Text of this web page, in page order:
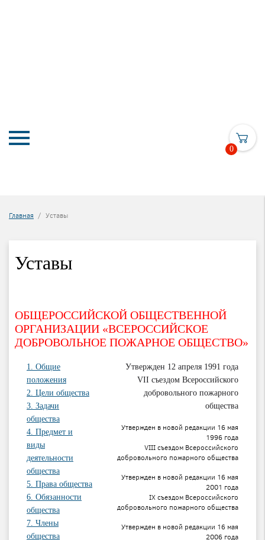
0
Главная Уставы
Уставы
ОБЩЕРОССИЙСКОЙ ОБЩЕСТВЕННОЙ
ОРГАНИЗАЦИИ «ВСЕРОССИЙСКОЕ
ДОБРОВОЛЬНОЕ ПОЖАРНОЕ ОБЩЕСТВО»
1. Общие
положения
2. Цели общества
3. Задачи
общества
4. Предмет и
виды
деятельности
общества
5. Права общества
6. Обязанности
общества
7. Члены
общества
Утвержден 12 апреля 1991 года
VII съездом Всероссийского
добровольного пожарного
общества
Утвержден в новой редакции 16 мая
1996 года
VIII съездом Всероссийского
добровольного пожарного общества
Утвержден в новой редакции 16 мая
2001 года
IX съездом Всероссийского
добровольного пожарного общества
Утвержден в новой редакции 16 мая
2006 года